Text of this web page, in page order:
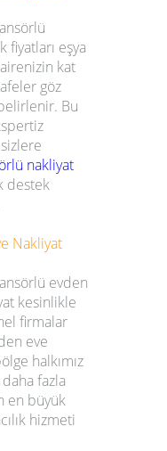
fiyatları eşya
kat
göz
Bu
nakliyat
destek
Nakliyat
evden
kesinlikle
firmalar
eve
halkımız
fazla
en büyük
hizmeti